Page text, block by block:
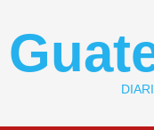
content